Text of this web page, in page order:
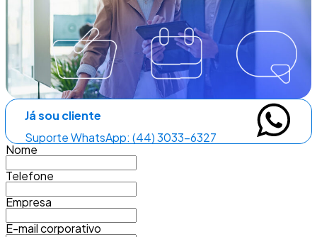
Já sou cliente
Suporte WhatsApp: (44) 3033-6327
Nome
Telefone
Empresa
E-mail corporativo